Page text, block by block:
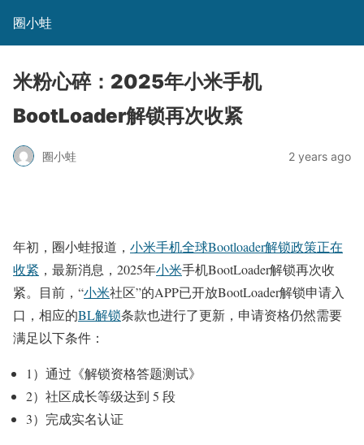
圈小蛙
米粉心碎：2025年小米手机
BootLoader解锁再次收紧
圈小蛙 2 years ago
年初，圈小蛙报道， 小米手机全球Bootloader解锁政策正在
收紧 ，最新消息，2025年小米手机BootLoader解锁再次收
紧。目前，“小米社区”的APP已开放BootLoader解锁申请入
口，相应的BL解锁条款也进行了更新，申请资格仍然需要
满足以下条件：
1）通过《解锁资格答题测试》
2）社区成长等级达到 5 段
3）完成实名认证